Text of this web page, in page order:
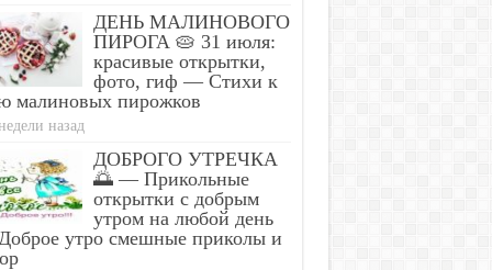
ДЕНЬ МАЛИНОВОГО
ПИРОГА 🥧 31 июля:
красивые открытки,
фото, гиф — Стихи к
малиновых пирожков
назад
ДОБРОГО УТРЕЧКА
🌅 — Прикольные
открытки с добрым
утром на любой день
утро смешные приколы и